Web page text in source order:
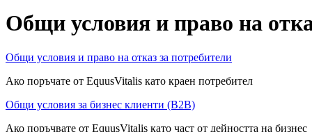
Общи условия и право на
Общи условия и право на отказ за потребители
Ако поръчате от EquusVitalis като краен потребител
Общи условия за бизнес клиенти (B2B)
Ако поръчвате от EquusVitalis като част от дейността на бизнес